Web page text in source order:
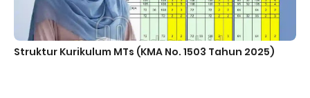
Struktur Kurikulum MTs (KMA No. 1503 Tahun 2025)